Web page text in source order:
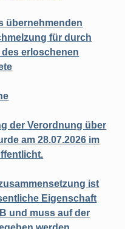
übernehmenden
für durch
erloschenen
der Verordnung über
am 28.07.2026 im
ist
Eigenschaft
und muss auf der